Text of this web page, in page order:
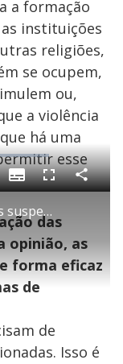
a formação
instituições
religiões,
se ocupem,
ou,
a violência
há uma
esse
Homem atira nos filhos após suspeita de traição da esposa
S
u
b
t
l
s
F
l
s
c
r
e
e
n
C
o
i
l
a
das
opinião, as
forma eficaz
de
de
Isso é